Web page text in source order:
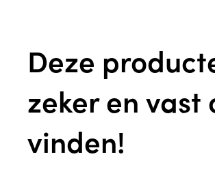
Deze
zeker en vast
vinden!